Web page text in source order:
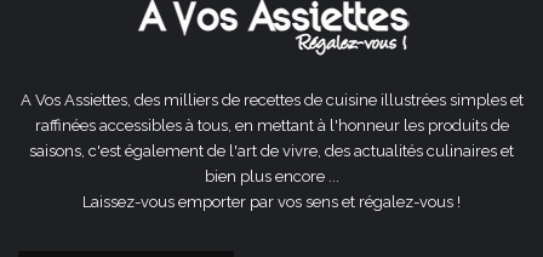
A Vos Assiettes, des milliers de recettes de cuisine illustrées simples et
raffinées accessibles à tous, en mettant à l'honneur les produits de
saisons, c'est également de l'art de vivre, des actualités culinaires et
bien plus encore ...
Laissez-vous emporter par vos sens et régalez-vous !